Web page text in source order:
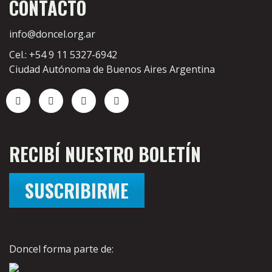
CONTACTO
info@doncel.org.ar
Cel.: +54 9 11 5327-6942
Ciudad Autónoma de Buenos Aires Argentina
RECIBÍ NUESTRO BOLETÍN
SUSCRIBIRME
Doncel forma parte de: